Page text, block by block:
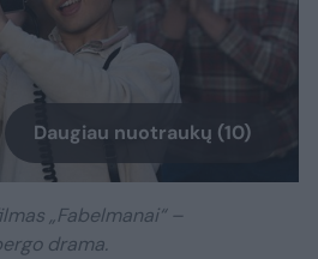
Daugiau nuotraukų (10)
„Fabelmanai“ –
drama.